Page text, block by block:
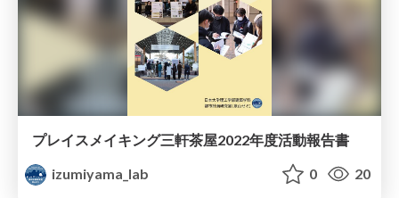
プレイスメイキング三軒茶屋2022年度活動報告書
izumiyama_lab
0 20